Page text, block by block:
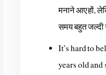
मनाने आए हों,
समय बहुत जल्दी
It’s hard to
years old